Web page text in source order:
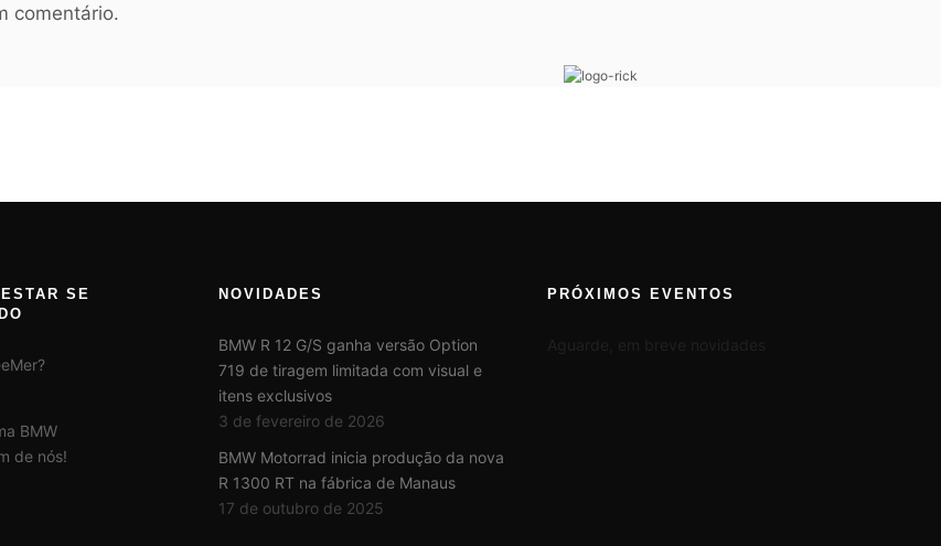
comentário.
SE
BMW
de nós!
NOVIDADES
BMW R 12 G/S ganha versão Option
719 de tiragem limitada com visual e
itens exclusivos
3 de fevereiro de 2026
BMW Motorrad inicia produção da nova
R 1300 RT na fábrica de Manaus
17 de outubro de 2025
PRÓXIMOS EVENTOS